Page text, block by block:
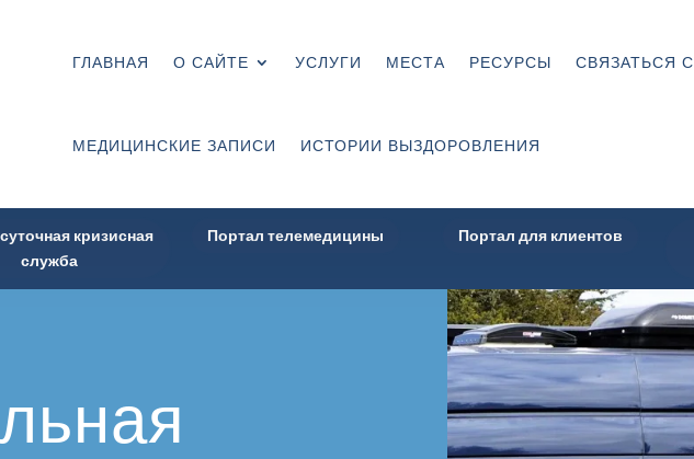
ГЛАВНАЯ О САЙТЕ УСЛУГИ МЕСТА РЕСУРСЫ СВЯЗАТЬСЯ С
МЕДИЦИНСКИЕ ЗАПИСИ ИСТОРИИ ВЫЗДОРОВЛЕНИЯ
кризисная
служба
Портал телемедицины Портал для клиентов